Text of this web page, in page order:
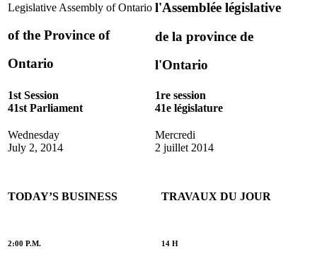
Legislative Assembly of Ontario
of the Province of
Ontario
l'Assemblée législative
de la province de
l'Ontario
1st Session
41st Parliament
1re session
41e législature
Wednesday
July 2, 2014
Mercredi
2 juillet 2014
TODAY’S BUSINESS TRAVAUX DU JOUR
2:00 P.M. 14 H